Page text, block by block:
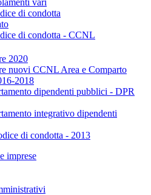
di condotta
di condotta - CCNL
2020
nuovi CCNL Area e Comparto
2018
dipendenti pubblici - DPR
integrativo dipendenti
di condotta - 2013
imprese